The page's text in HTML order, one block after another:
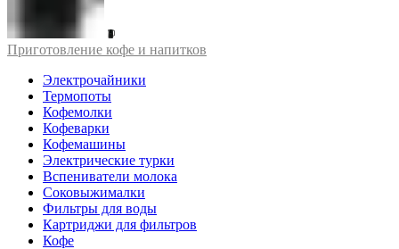
Приготовление кофе и напитков
Электрочайники
Термопоты
Кофемолки
Кофеварки
Кофемашины
Электрические турки
Вспениватели молока
Соковыжималки
Фильтры для воды
Картриджи для фильтров
Кофе